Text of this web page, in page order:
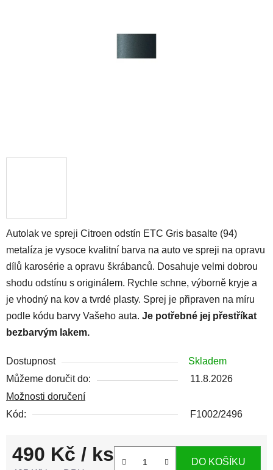
Autolak ve spreji Citroen odstín ETC Gris basalte (94)
metalíza je vysoce kvalitní barva na auto ve spreji na opravu
dílů karosérie a opravu škrábanců. Dosahuje velmi dobrou
shodu odstínu s originálem. Rychle schne, výborně kryje a
je vhodný na kov a tvrdé plasty. Sprej je připraven na míru
podle kódu barvy Vašeho auta. Je potřebné jej přestříkat
bezbarvým lakem.
Dostupnost
Skladem
Můžeme doručit do:
11.8.2026
Možnosti doručení
Kód:
F1002/2496
490 Kč / ks DO KOŠÍKU